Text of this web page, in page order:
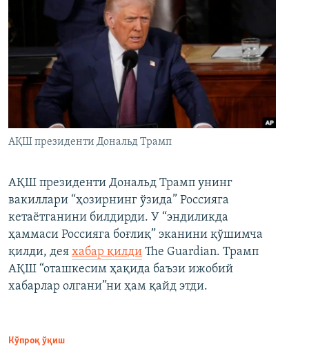
АҚШ президенти Дональд Трамп
АҚШ президенти Дональд Трамп унинг
вакиллари “ҳозирнинг ўзида” Россияга
кетаётганини билдирди. У “эндиликда
ҳаммаси Россияга боғлиқ” эканини қўшимча
қилди, дея хабар қилди The Guardian. Трамп
АҚШ “оташкесим ҳақида баъзи ижобий
хабарлар олгани”ни ҳам қайд этди.
Кўпроқ ўқиш